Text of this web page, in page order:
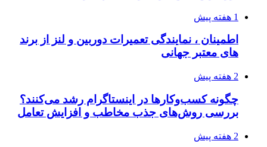
1 هفته پیش
اطمینان ، نمایندگی تعمیرات دوربین و لنز از برند
های معتبر جهانی
2 هفته پیش
چگونه کسب‌وکارها در اینستاگرام رشد می‌کنند؟
بررسی روش‌های جذب مخاطب و افزایش تعامل
2 هفته پیش